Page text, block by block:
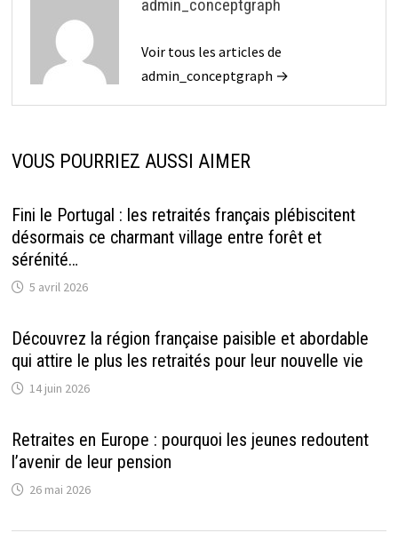
admin_conceptgraph
Voir tous les articles de
admin_conceptgraph →
VOUS POURRIEZ AUSSI AIMER
Fini le Portugal : les retraités français plébiscitent
désormais ce charmant village entre forêt et
sérénité…
5 avril 2026
Découvrez la région française paisible et abordable
qui attire le plus les retraités pour leur nouvelle vie
14 juin 2026
Retraites en Europe : pourquoi les jeunes redoutent
l’avenir de leur pension
26 mai 2026